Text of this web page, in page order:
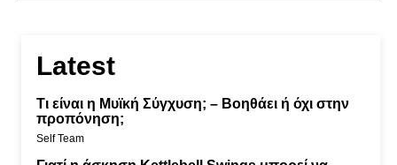
Latest
Τι είναι η Μυϊκή Σύγχυση; – Βοηθάει ή όχι στην
προπόνηση;
Self Team